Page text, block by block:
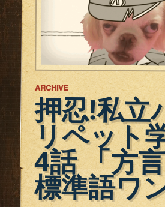
ARCHIVE
押忍!私立
リペット
4話 「方
標準語ワ